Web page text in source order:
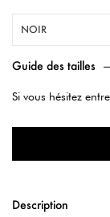
NOIR
Guide des tailles
Si vous hésitez
Description